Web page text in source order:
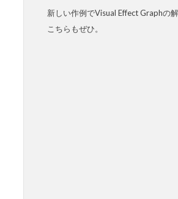
新しい作例でVisual Effect Graphの
こちらもぜひ。